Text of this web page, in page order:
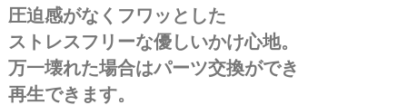
圧迫感がなくフワッとした
ストレスフリーな優しいかけ心地。
万一壊れた場合はパーツ交換ができ
再生できます。